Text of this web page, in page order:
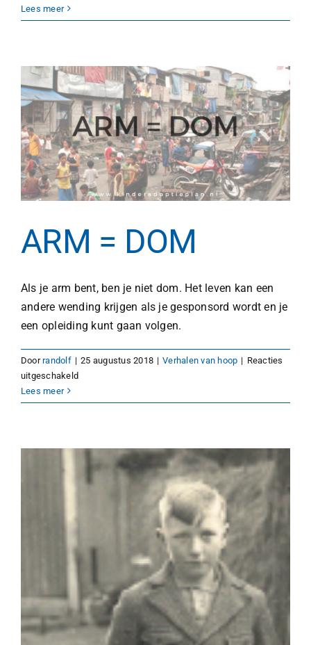
studeert
handicap
Lees meer
ARM = DOM
Als je arm bent, ben je niet dom. Het leven kan een
andere wending krijgen als je gesponsord wordt en je
een opleiding kunt gaan volgen.
Doorrandolf | 25 augustus 2018 | Verhalen van hoop | Reacties
uitgeschakeldvoor
=
Lees meer